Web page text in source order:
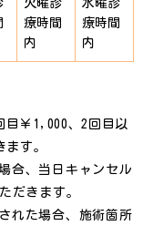
療時間
内
療時間
内
目￥1,000、2回目以
す。
合、当日キャンセル
だきます。
れた場合、施術箇所